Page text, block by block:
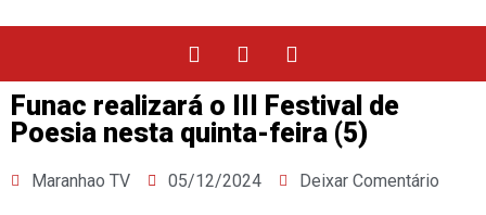
Funac realizará o III Festival de
Poesia nesta quinta-feira (5)
Maranhao TV 05/12/2024 Deixar Comentário